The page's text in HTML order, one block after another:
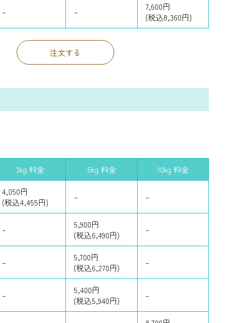
– –
7,600円
(税込8,360円)
注文する
3kg 料金 5kg 料金 10kg 料金
4,050円
(税込4,455円)
– –
–
5,900円
(税込6,490円)
–
–
5,700円
(税込6,270円)
–
–
5,400円
(税込5,940円)
–